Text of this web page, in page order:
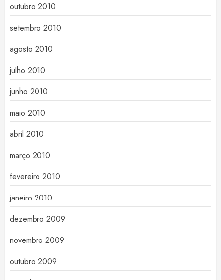
outubro 2010
setembro 2010
agosto 2010
julho 2010
junho 2010
maio 2010
abril 2010
março 2010
fevereiro 2010
janeiro 2010
dezembro 2009
novembro 2009
outubro 2009